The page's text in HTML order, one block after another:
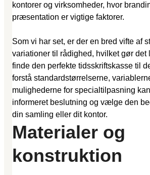
kontorer og virksomheder, hvor
præsentation er vigtige faktorer.
Som vi har set, er der en bred vifte af
variationer til rådighed, hvilket gør det
finde den perfekte tidsskriftskasse til
forstå standardstørrelserne,
mulighederne for specialtilpasning
informeret beslutning og vælge den
din samling eller dit kontor.
Materialer og
konstruktion